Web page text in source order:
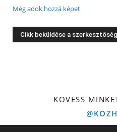
Még adok hozzá képet
KÖVESS